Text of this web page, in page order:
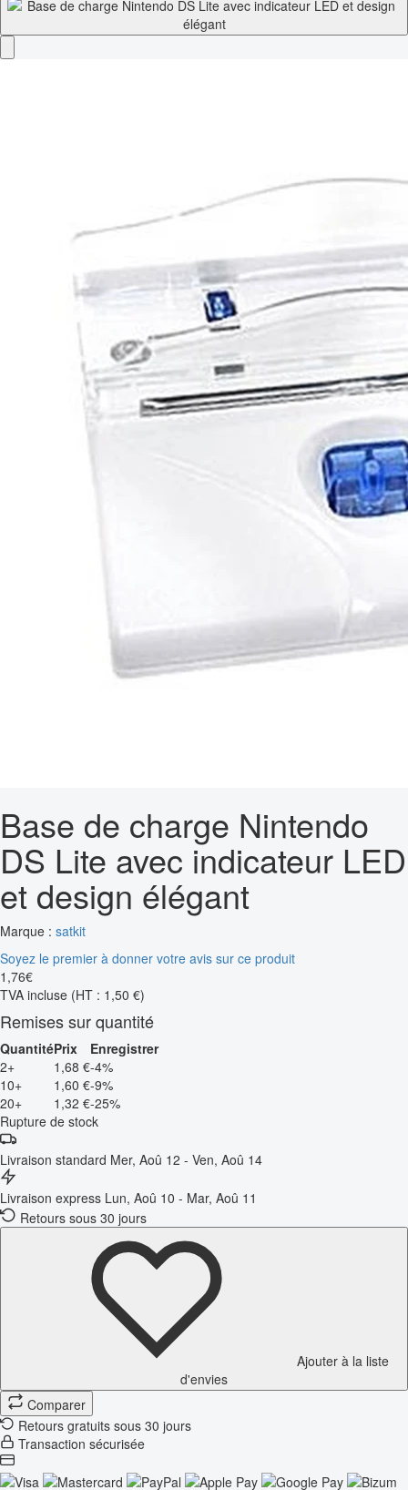
Base de charge Nintendo
DS Lite avec indicateur LED
et design élégant
Marque : satkit
Soyez le premier à donner votre avis sur ce produit
1 ,76€
TVA incluse (HT : 1,50 €)
Remises sur quantité
QuantitéPrix
Enregistrer
2+
1,68 €-4%
10+
1,60 €-9%
20+
1,32 €-25%
Rupture de stock
Livraison standard Mer, Aoû 12 - Ven, Aoû 14
Livraison express Lun, Aoû 10 - Mar, Aoû 11
Retours sous 30 jours
Ajouter à la liste
d'envies
Comparer
Retours gratuits sous 30 jours
Transaction sécurisée